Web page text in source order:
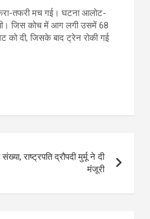
तफरी मच गई। घटना आलोट-
जिस कोच में आग लगी उसमें 68
दी, जिसके बाद ट्रेन रोकी गई
राष्ट्रपति द्रौपदी मुर्मू ने दी
मंजूरी